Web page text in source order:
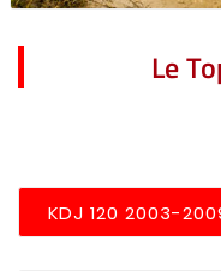
Le
KDJ 120 2003-